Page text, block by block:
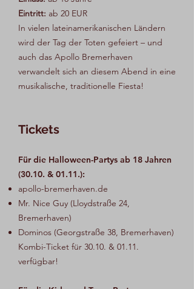
Eintritt: ab 20 EUR
In vielen lateinamerikanischen Ländern
wird der Tag der Toten gefeiert – und
auch das Apollo Bremerhaven
verwandelt sich an diesem Abend in eine
musikalische, traditionelle Fiesta!
Tickets
Für die Halloween-Partys ab 18 Jahren
(30.10. & 01.11.):
apollo-bremerhaven.de
Mr. Nice Guy (Lloydstraße 24,
Bremerhaven)
Dominos (Georgstraße 38, Bremerhaven)
Kombi-Ticket für 30.10. & 01.11.
verfügbar!